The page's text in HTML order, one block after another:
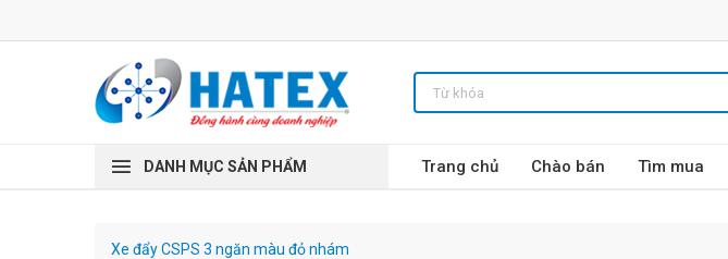
DANH MỤC SẢN PHẨM Trang chủ Chào bán Tìm mua
Xe đẩy CSPS 3 ngăn màu đỏ nhám